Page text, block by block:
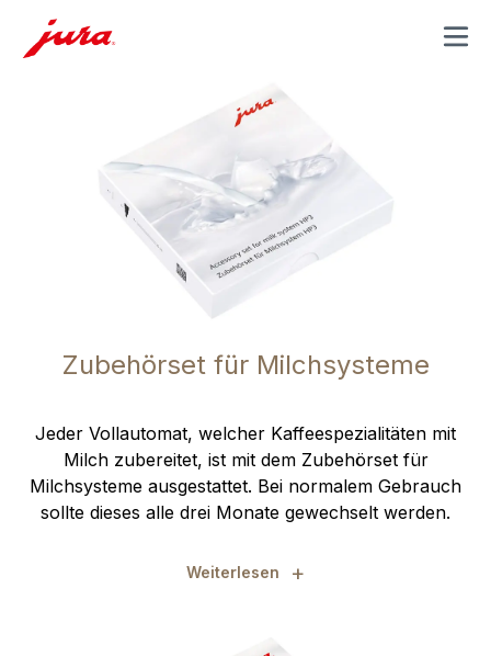
MENU
Zubehörset für Milchsysteme
Jeder Vollautomat, welcher Kaffeespezialitäten mit
Milch zubereitet, ist mit dem Zubehörset für
Milchsysteme ausgestattet. Bei normalem Gebrauch
sollte dieses alle drei Monate gewechselt werden.
Weiterlesen +